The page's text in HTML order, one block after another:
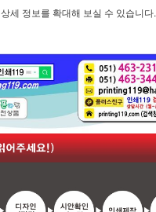
상세 정보를 확대해 보실 수 있습니다.